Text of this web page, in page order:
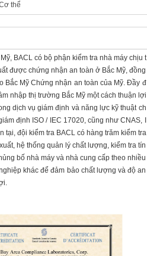
thể
BACL có bộ phận kiểm tra nhà máy chịu t
được chứng nhận an toàn ở Bắc Mỹ, đồng
Bắc Mỹ Chứng nhận an toàn của Mỹ. Đầy đ
nhập thị trường Bắc Mỹ một cách thuận lợi
dịch vụ giám định và năng lực kỹ thuật ch
định ISO / IEC 17020, cũng như CNAS, I
tại, đội kiểm tra BACL có hàng trăm kiểm tra
hệ thống quản lý chất lượng, kiểm tra tín
bố nhà máy và nhà cung cấp theo nhiều
khác để đảm bảo chất lượng và độ an